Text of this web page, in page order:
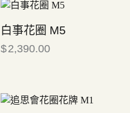
白事花圈 M5
$2,390.00